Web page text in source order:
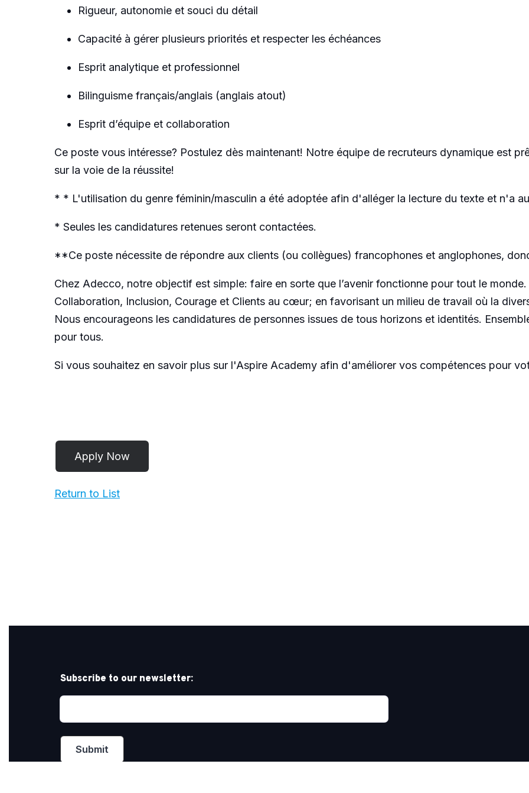
Rigueur, autonomie et souci du détail
Capacité à gérer plusieurs priorités et respecter les échéances
Esprit analytique et professionnel
Bilinguisme français/anglais (anglais atout)
Esprit d’équipe et collaboration
Ce poste vous intéresse? Postulez dès maintenant! Notre équipe de recruteurs dynamique est
sur la voie de la réussite!
* * L'utilisation du genre féminin/masculin a été adoptée afin d'alléger la lecture du texte et n'a
* Seules les candidatures retenues seront contactées.
**Ce poste nécessite de répondre aux clients (ou collègues) francophones et anglophones,
Chez Adecco, notre objectif est simple: faire en sorte que l’avenir fonctionne pour tout le
Collaboration, Inclusion, Courage et Clients au cœur; en favorisant un milieu de travail où la
Nous encourageons les candidatures de personnes issues de tous horizons et identités.
pour tous.
Si vous souhaitez en savoir plus sur l'Aspire Academy afin d'améliorer vos compétences pour
Return to List
Subscribe to our newsletter: